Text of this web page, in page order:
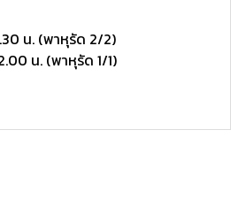
น. (พาหุรัด 2/2)
น. (พาหุรัด 1/1)